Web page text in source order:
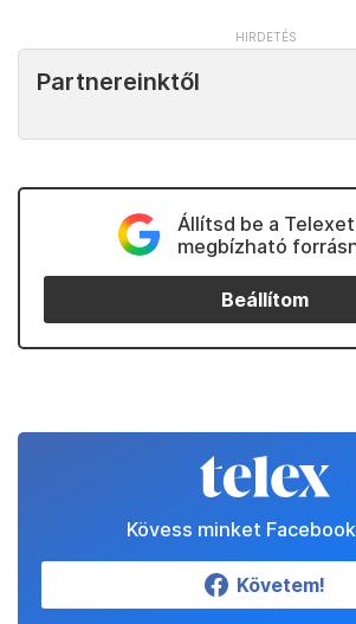
Partnereinktől
Állítsd be a Telexet
megbízható
Beállítom
Kövess minket
Követem!